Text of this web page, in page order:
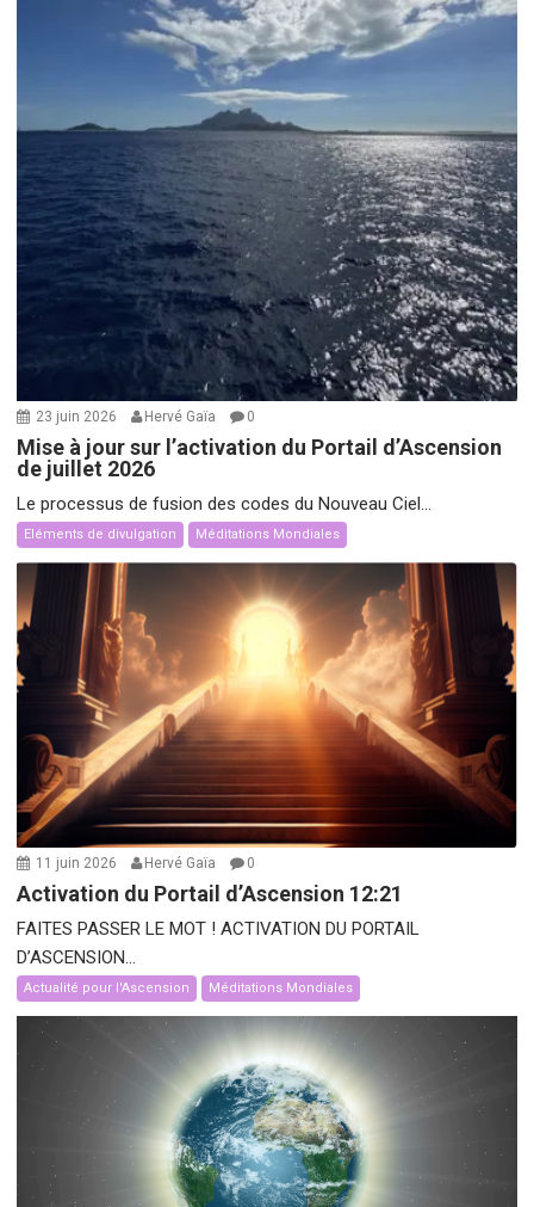
23 juin 2026 Hervé Gaïa 0
Mise à jour sur l’activation du Portail d’Ascension
de juillet 2026
Le processus de fusion des codes du Nouveau Ciel...
Eléments de divulgation Méditations Mondiales
11 juin 2026 Hervé Gaïa 0
Activation du Portail d’Ascension 12:21
FAITES PASSER LE MOT ! ACTIVATION DU PORTAIL
D’ASCENSION...
Actualité pour l'Ascension Méditations Mondiales